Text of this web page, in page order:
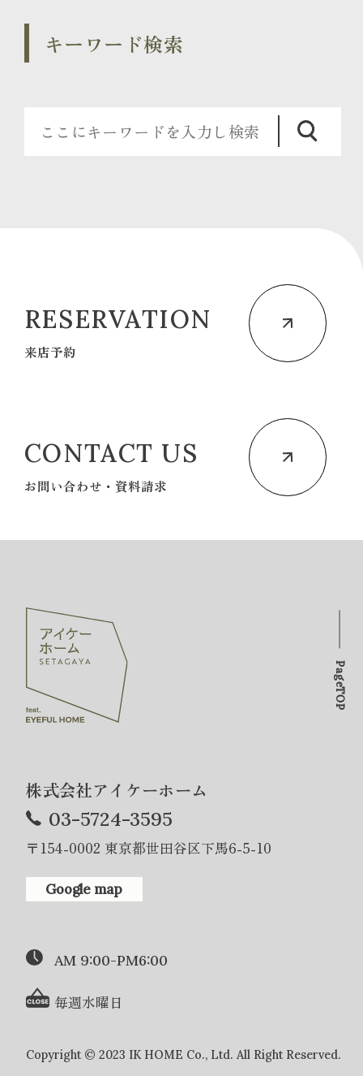
キーワード検索
RESERVATION
来店予約
CONTACT US
お問い合わせ・資料請求
株式会社アイケーホーム
03-5724-3595
〒154-0002 東京都世田谷区下馬6-5-10
Google map
AM 9:00-PM6:00
毎週水曜日
Copyright © 2023 IK HOME Co., Ltd. All Right Reserved.
PageTOP